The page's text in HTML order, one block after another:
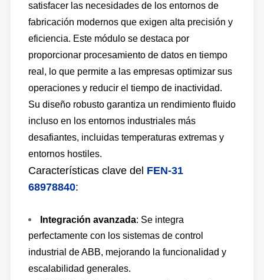
satisfacer las necesidades de los entornos de
fabricación modernos que exigen alta precisión y
eficiencia. Este módulo se destaca por
proporcionar procesamiento de datos en tiempo
real, lo que permite a las empresas optimizar sus
operaciones y reducir el tiempo de inactividad.
Su diseño robusto garantiza un rendimiento fluido
incluso en los entornos industriales más
desafiantes, incluidas temperaturas extremas y
entornos hostiles.
Características clave del FEN-31
68978840:
Integración avanzada: Se integra
perfectamente con los sistemas de control
industrial de ABB, mejorando la funcionalidad y
escalabilidad generales.